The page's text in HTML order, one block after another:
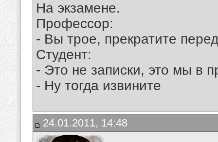
Hа экзамене.
Профессор:
- Вы трое, прекратите
Студент:
- Это не записки, это мы в
- Hу тогда извините
24.01.2011, 14:48